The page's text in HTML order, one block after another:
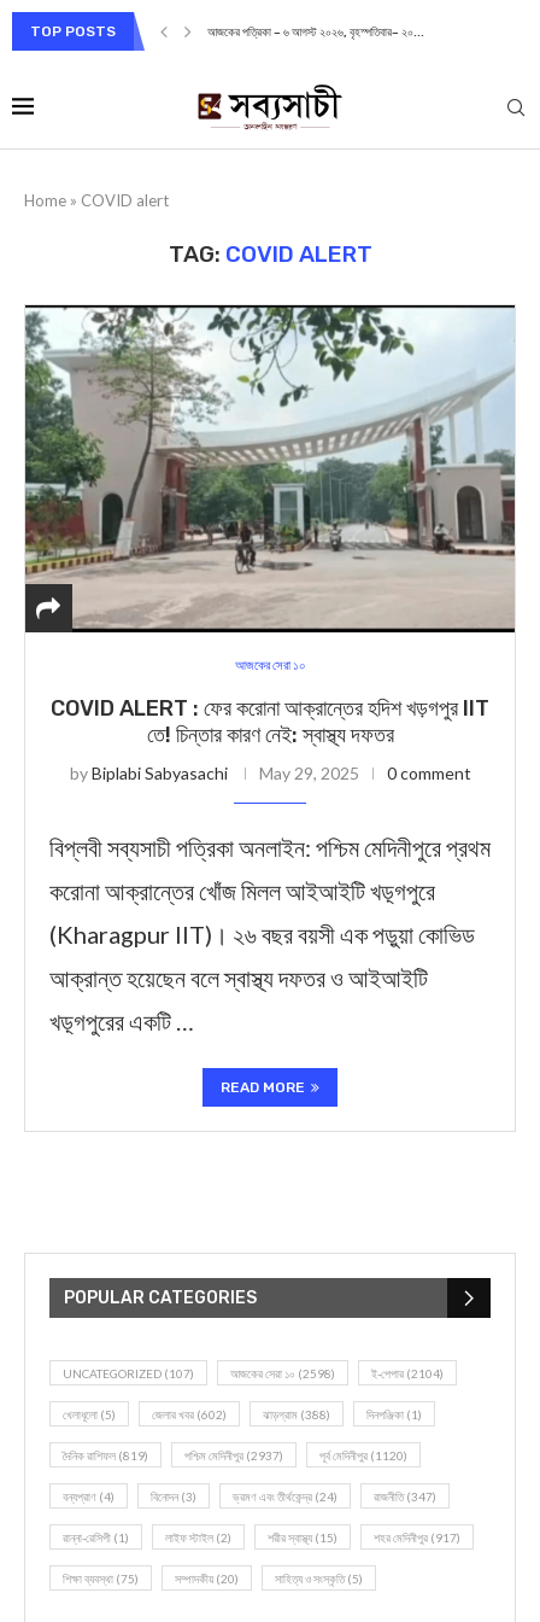
TOP POSTS আজকের পত্রিকা – ৬ আগস্ট ২০২৬, বৃহস্পতিবার– ২০...
Home » COVID alert
TAG: COVID ALERT
আজকের সেরা ১০
COVID ALERT : ফের করোনা আক্রান্তের হদিশ খড়গপুর IIT
তে! চিন্তার কারণ নেই: স্বাস্থ্য দফতর
byBiplabi Sabyasachi May 29, 2025 0 comment
বিপ্লবী সব্যসাচী পত্রিকা অনলাইন: পশ্চিম মেদিনীপুরে প্রথম
করোনা আক্রান্তের খোঁজ মিলল আইআইটি খড়্গপুরে
(Kharagpur IIT)। ২৬ বছর বয়সী এক পড়ুয়া কোভিড
আক্রান্ত হয়েছেন বলে স্বাস্থ্য দফতর ও আইআইটি
খড়্গপুরের একটি …
READ MORE
POPULAR CATEGORIES
UNCATEGORIZED (107) আজকের সেরা ১০ (2598) ই-পেপার (2104)
খেলাধূলো (5) জেলার খবর (602) ঝাড়গ্রাম (388) দিনপঞ্জিকা (1)
দৈনিক রাশিফল (819) পশ্চিম মেদিনীপুর (2937) পূর্ব মেদিনীপুর (1120)
বন্যপ্রাণ (4) বিনোদন(3) ভ্রমণ এবং তীর্থকেন্দ্র (24) রাজনীতি(347)
রান্না-রেসিপী (1) লাইফ স্টাইল (2) শরীর স্বাস্থ্য (15) শহর মেদিনীপুর (917)
শিক্ষা ব্যবস্থা (75) সম্পাদকীয় (20) সাহিত্য ও সংস্কৃতি(5)